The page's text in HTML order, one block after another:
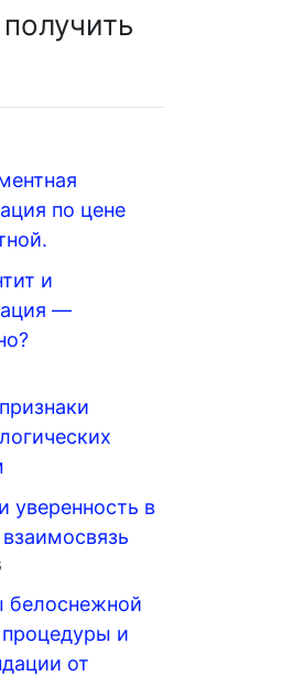
по цене
и
—
уверенность в
белоснежной
и
от